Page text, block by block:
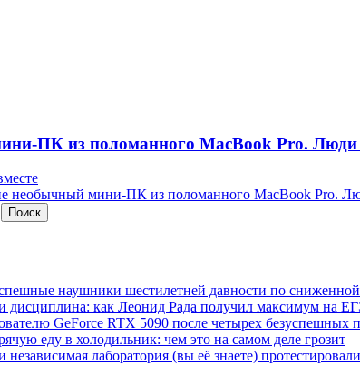
ПК из поломанного MacBook Pro. Люди
необычный мини-ПК из поломанного MacBook Pro.
наушники шестилетней давности по
дисциплина: как Леонид Рада получил максимум на
GeForce RTX 5090 после четырех безуспешных
еду в холодильник: чем это на самом деле грозит
независимая лаборатория (вы её знаете)